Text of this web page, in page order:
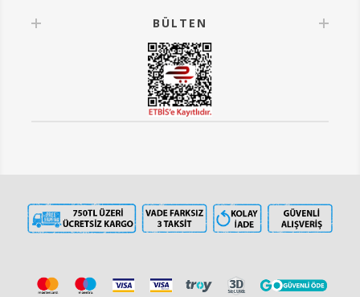
BÜLTEN